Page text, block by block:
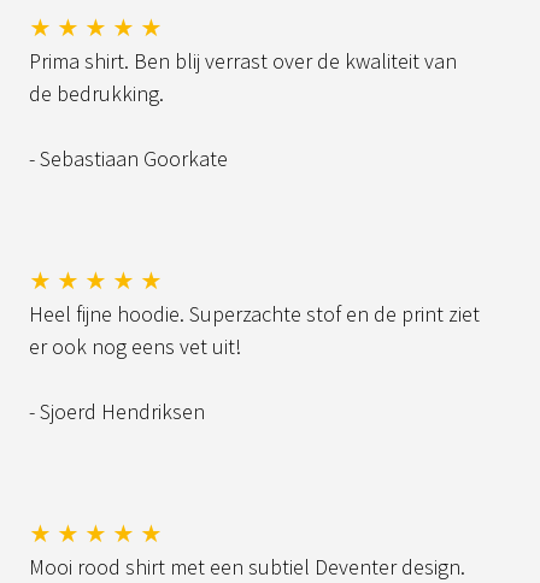
★ ★ ★ ★ ★
Prima shirt. Ben blij verrast over de kwaliteit van
de bedrukking.
- Sebastiaan Goorkate
★ ★ ★ ★ ★
Heel fijne hoodie. Superzachte stof en de print ziet
er ook nog eens vet uit!
- Sjoerd Hendriksen
★ ★ ★ ★ ★
Mooi rood shirt met een subtiel Deventer design.